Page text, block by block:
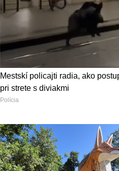
Mestskí policajti radia, ako
pri strete s diviakmi
Polícia